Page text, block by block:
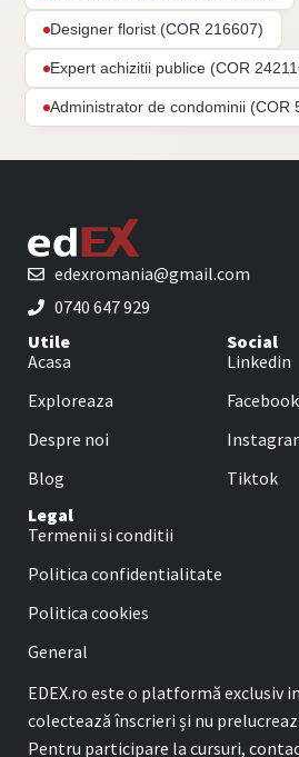
Designer florist (COR 216607)
Expert achizitii publice (COR
Administrator de condominii (COR
edexromania@gmail.com
0740 647 929
Utile
Acasa
Exploreaza
Despre noi
Blog
Social
Linkedin
Facebook
Tiktok
Legal
Termenii si conditii
Politica confidentialitate
Politica cookies
General
EDEX.ro este o platformă exclusiv
colectează înscrieri și nu
Pentru participare la cursuri,